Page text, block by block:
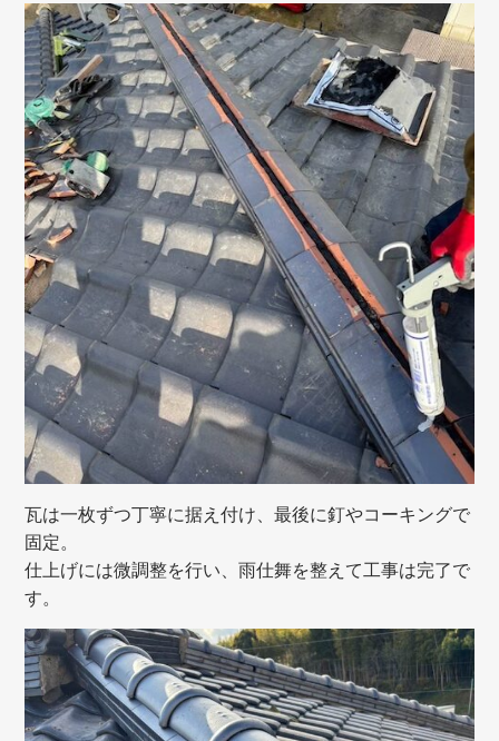
瓦は一枚ずつ丁寧に据え付け、最後に釘やコーキングで
固定。
仕上げには微調整を行い、雨仕舞を整えて工事は完了で
す。